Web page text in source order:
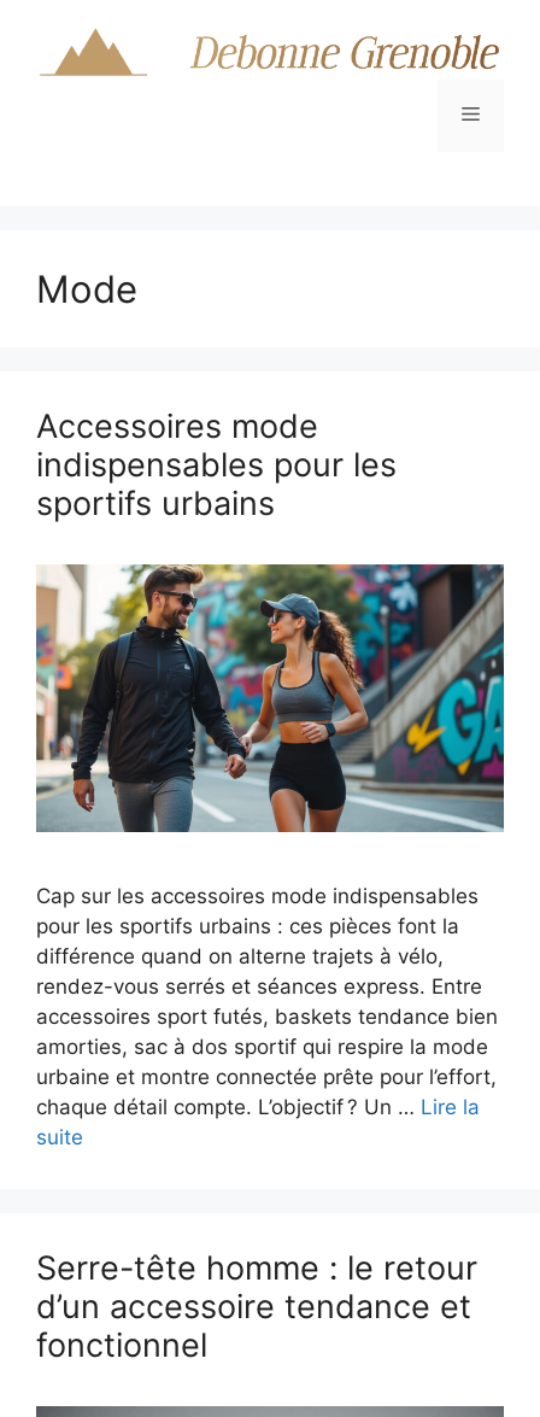
contenu
Menu
Mode
Accessoires mode
indispensables pour les
sportifs urbains
Cap sur les accessoires mode indispensables
pour les sportifs urbains : ces pièces font la
différence quand on alterne trajets à vélo,
rendez-vous serrés et séances express. Entre
accessoires sport futés, baskets tendance bien
amorties, sac à dos sportif qui respire la mode
urbaine et montre connectée prête pour l’effort,
chaque détail compte. L’objectif ? Un … Lire la
suite
Serre-tête homme : le retour
d’un accessoire tendance et
fonctionnel